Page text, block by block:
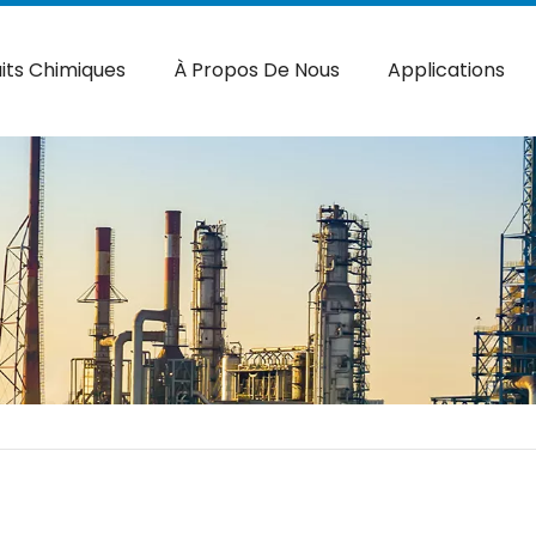
Chimiques À Propos De Nous Applications